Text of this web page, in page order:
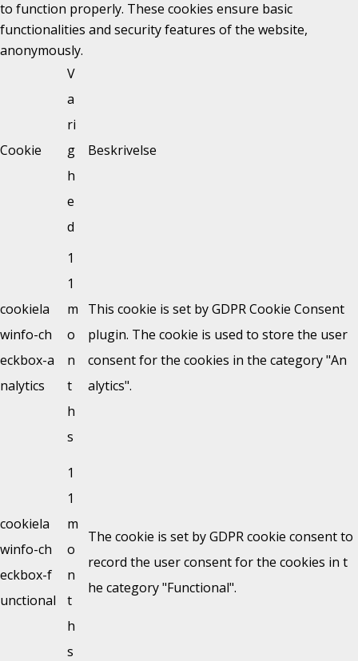
to function properly. These cookies ensure basic
functionalities and security features of the website,
anonymously.
Cookie
V
a
ri
g
h
e
d
Beskrivelse
cookiela
winfo-ch
eckbox-a
nalytics
1
1
m
o
n
t
h
s
This cookie is set by GDPR Cookie Consent
plugin. The cookie is used to store the user
consent for the cookies in the category "An
alytics".
cookiela
winfo-ch
eckbox-f
unctional
1
1
m
o
n
t
h
s
The cookie is set by GDPR cookie consent to
record the user consent for the cookies in t
he category "Functional".